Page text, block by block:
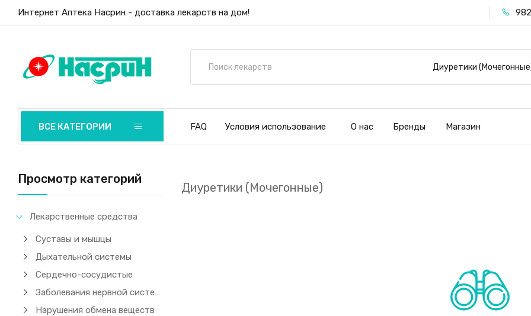
Интернет Аптека Насрин - доставка лекарств на дом!
Диуретики
ВСЕ КАТЕГОРИИ FAQ Условия использование О нас Бренды Магазин
Просмотр категорий
Лекарственные средства
Суставы и мышцы
Дыхательной системы
Сердечно-сосудистые
Заболевания нервной системы
Нарушения обмена веществ
Диуретики (Мочегонные)